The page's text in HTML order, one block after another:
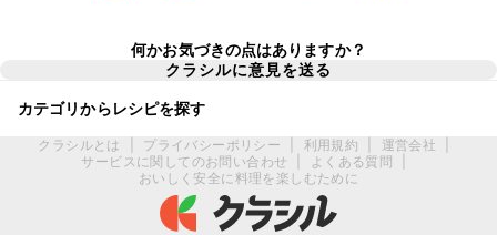
何かお気づきの点はありますか？
クラシルに意見を送る
カテゴリからレシピを探す
クラシルとは プライバシーポリシー 利用規約 運営会社
サービスに関してのお問い合わせ
よくある質問
おいしく安全に料理を楽しむために